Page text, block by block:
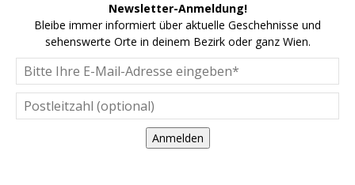
Newsletter-Anmeldung!
Bleibe immer informiert über aktuelle Geschehnisse und
sehenswerte Orte in deinem Bezirk oder ganz Wien.
Anmelden